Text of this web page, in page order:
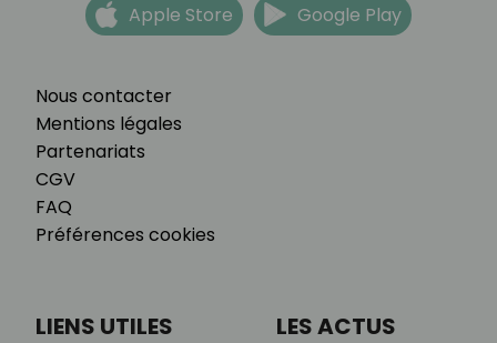
Nous contacter
Mentions légales
Partenariats
CGV
FAQ
Préférences cookies
Apple Store Google Play
LIENS UTILES LES ACTUS